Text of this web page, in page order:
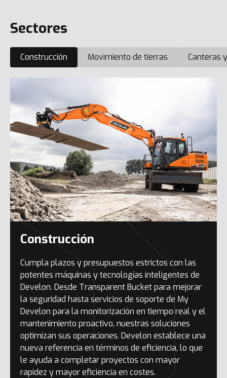
Sectores
Construcción Movimiento de tierras Canteras
Construcción
Cumpla plazos y presupuestos estrictos con las
potentes máquinas y tecnologías inteligentes de
Develon. Desde Transparent Bucket para mejorar
la seguridad hasta servicios de soporte de My
Develon para la monitorización en tiempo real y el
mantenimiento proactivo, nuestras soluciones
optimizan sus operaciones. Develon establece una
nueva referencia en términos de eficiencia, lo que
le ayuda a completar proyectos con mayor
rapidez y mayor eficiencia en costes.